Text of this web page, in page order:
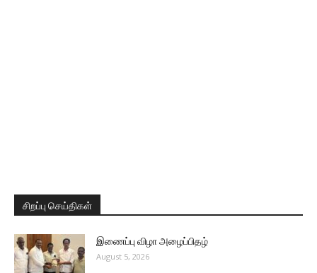
சிறப்பு செய்திகள்
இணைப்பு விழா அழைப்பிதழ்
August 5, 2026